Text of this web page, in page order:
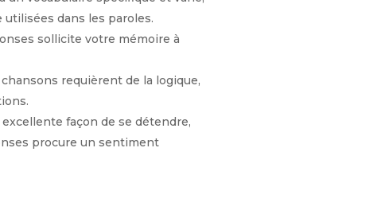
dans les paroles.
sollicite votre mémoire à
requièrent de la logique,
façon de se détendre,
procure un sentiment